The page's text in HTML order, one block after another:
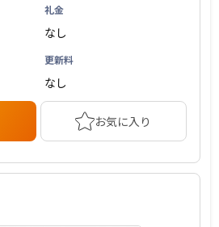
礼金
なし
更新料
なし
お気に入り